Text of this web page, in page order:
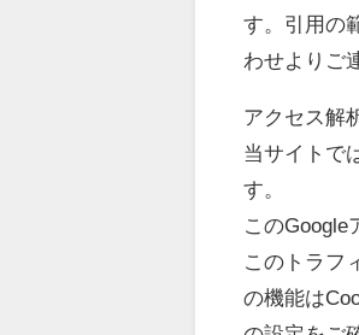
す。引用の
わせよりご
アクセス解
当サイトで
す。
このGoogle
このトラフ
の機能は